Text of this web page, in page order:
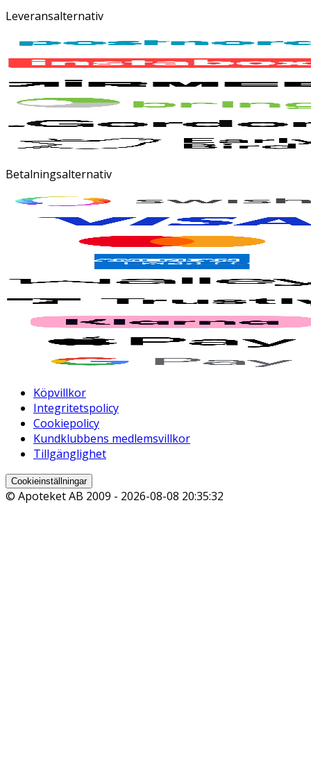
Leveransalternativ
Betalningsalternativ
Köpvillkor
Integritetspolicy
Cookiepolicy
Kundklubbens medlemsvillkor
Tillgänglighet
Cookieinställningar
© Apoteket AB 2009 - 2026-08-08 20:35:32